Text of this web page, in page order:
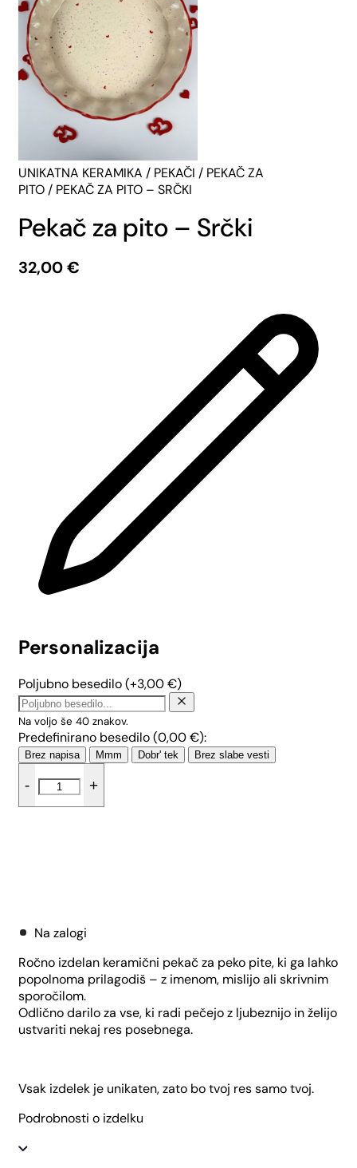
UNIKATNA KERAMIKA / PEKAČI / PEKAČ ZA
PITO / PEKAČ ZA PITO – SRČKI
Pekač za pito – Srčki
32,00€
Personalizacija
Poljubno besedilo(+3,00€)
Na voljo še 40 znakov.
Predefinirano besedilo (0,00€):
Brez napisa Mmm Dobr' tek Brez slabe vesti
-
pito
+
Na zalogi
Ročno izdelan keramični pekač za peko pite, ki ga lahko
popolnoma prilagodiš – z imenom, mislijo ali skrivnim
sporočilom.
Odlično darilo za vse, ki radi pečejo z ljubeznijo in želijo
ustvariti nekaj res posebnega.
Vsak izdelek je unikaten, zato bo tvoj res samo tvoj.
Podrobnosti o izdelku